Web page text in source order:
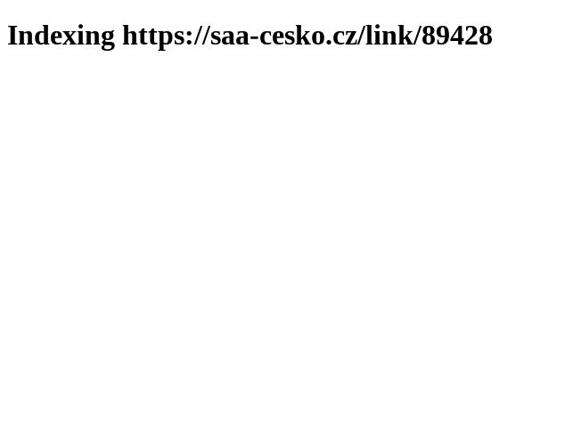
Indexing https://saa-cesko.cz/link/89428